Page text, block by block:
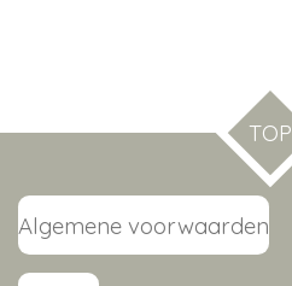
TOP
Algemene voorwaarden